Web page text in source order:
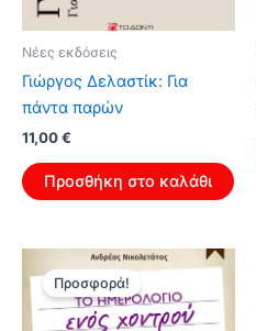
Νέες εκδόσεις
Γιώργος Δελαστίκ: Για
πάντα παρών
Original
was:
17,60 €.
11,00€
τιμή
είναι:
Προσθήκη στο καλάθι
Προσφορά!